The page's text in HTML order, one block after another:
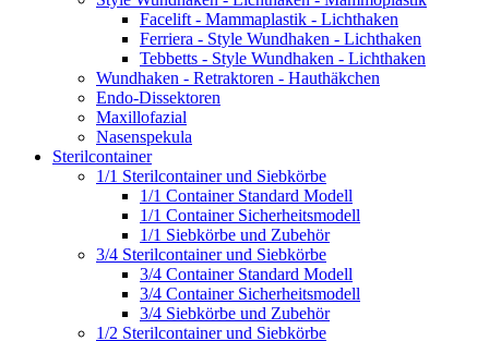
Facelift - Mammaplastik - Lichthaken
Ferriera - Style Wundhaken - Lichthaken
Tebbetts - Style Wundhaken - Lichthaken
Wundhaken - Retraktoren - Hauthäkchen
Endo-Dissektoren
Maxillofazial
Nasenspekula
Sterilcontainer
1/1 Sterilcontainer und Siebkörbe
1/1 Container Standard Modell
1/1 Container Sicherheitsmodell
1/1 Siebkörbe und Zubehör
3/4 Sterilcontainer und Siebkörbe
3/4 Container Standard Modell
3/4 Container Sicherheitsmodell
3/4 Siebkörbe und Zubehör
1/2 Sterilcontainer und Siebkörbe